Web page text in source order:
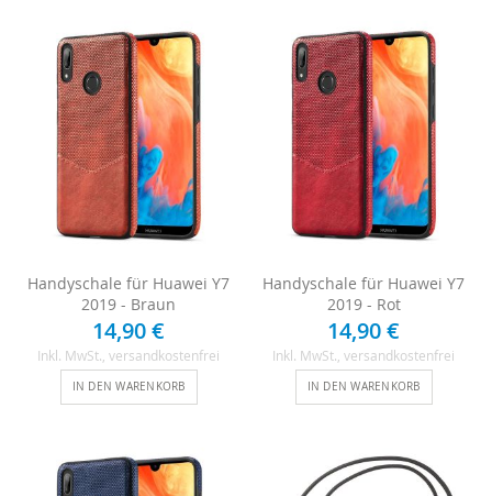
Handyschale für Huawei Y7
2019 - Braun
14,90 €
Inkl. MwSt. , versandkostenfrei
IN DEN WARENKORB
Handyschale für Huawei Y7
2019 - Rot
14,90 €
Inkl. MwSt. , versandkostenfrei
IN DEN WARENKORB